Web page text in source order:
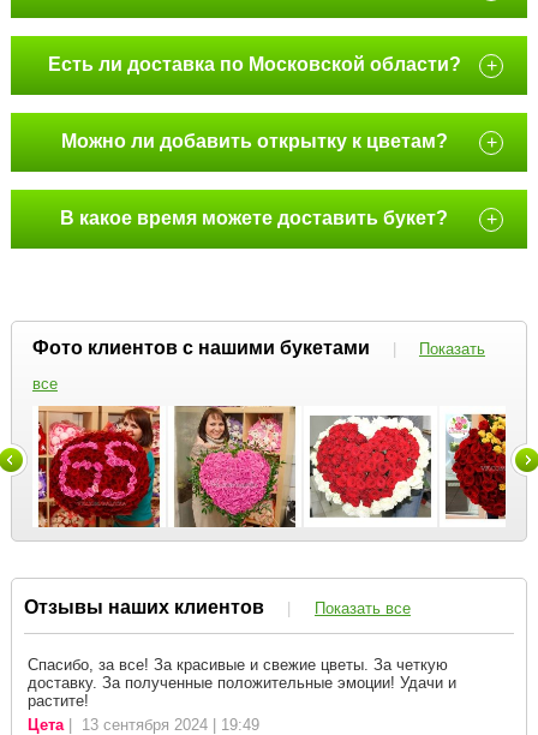
Есть ли доставка по Московской области? +
Можно ли добавить открытку к цветам? +
В какое время можете доставить букет? +
Фото клиентов с нашими букетами |
Показать
все
Отзывы наших клиентов | Показать все
Спасибо, за все! За красивые и свежие цветы. За четкую
доставку. За полученные положительные эмоции! Удачи и
растите!
Цета| 13 сентября 2024 | 19:49